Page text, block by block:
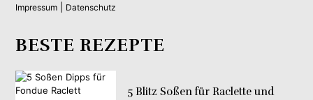
Impressum Datenschutz
BESTE REZEPTE
5 Blitz Soßen für Raclette und